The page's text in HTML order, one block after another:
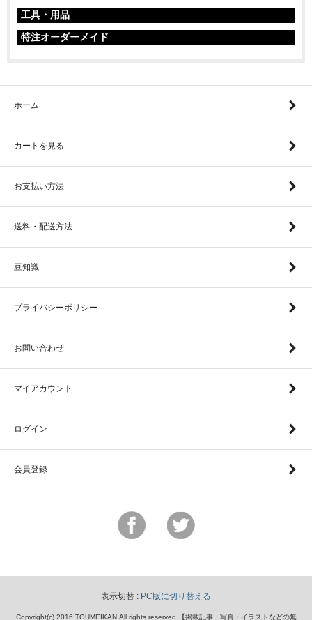
工具・用品
特注オーダーメイド
ホーム
カートを見る
お支払い方法
送料・配送方法
豆知識
プライバシーポリシー
お問い合わせ
マイアカウント
ログイン
会員登録
表示切替 : PC版に切り替える
Copyright(c) 2016 TOUMEIKAN.All rights reserved.【掲載記事・写真・イラストなどの無